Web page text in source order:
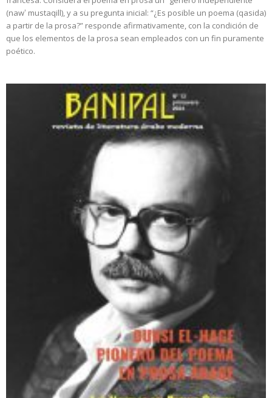
(nawʽ mustaqill), y a su pregunta inicial: “¿Es posible un poema (qasida)
a partir de la prosa?” responde afirmativamente, con la condición de
que los elementos de la prosa sean empleados con un fin puramente
poético.